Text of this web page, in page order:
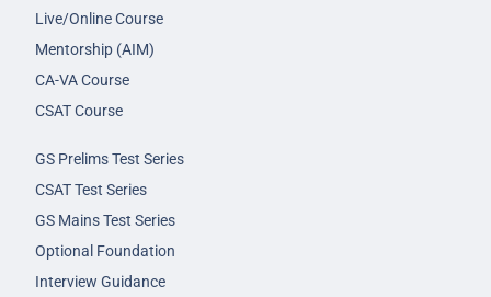
Live/Online Course
Mentorship (AIM)
CA-VA Course
CSAT Course
GS Prelims Test Series
CSAT Test Series
GS Mains Test Series
Optional Foundation
Interview Guidance